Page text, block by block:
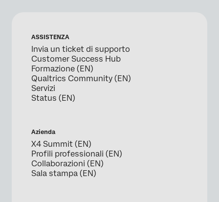
ASSISTENZA
Invia un ticket di supporto
Customer Success Hub
Formazione (EN)
Qualtrics Community (EN)
Servizi
Status (EN)
Azienda
X4 Summit (EN)
Profili professionali (EN)
Collaborazioni (EN)
Sala stampa (EN)